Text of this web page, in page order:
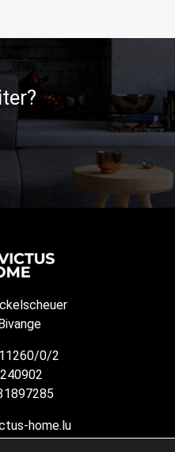
0/2
home.lu